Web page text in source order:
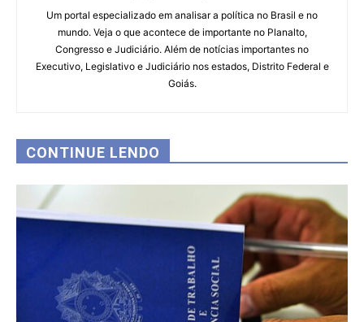
Um portal especializado em analisar a política no Brasil e no
mundo. Veja o que acontece de importante no Planalto,
Congresso e Judiciário. Além de notícias importantes no
Executivo, Legislativo e Judiciário nos estados, Distrito Federal e
Goiás.
CONTINUE LENDO